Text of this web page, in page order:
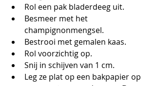
Rol een pak bladerdeeg uit.
Besmeer met het
champignonmengsel.
Bestrooi met gemalen kaas.
Rol voorzichtig op.
Snij in schijven van 1 cm.
Leg ze plat op een bakpapier op